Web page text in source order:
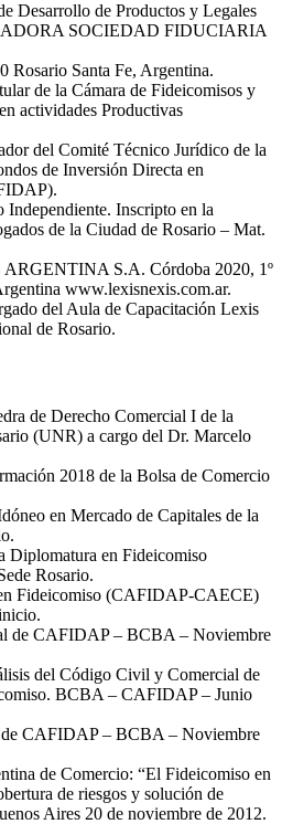
Desarrollo de Productos y Legales
SOCIEDAD FIDUCIARIA
Rosario Santa Fe, Argentina.
de la Cámara de Fideicomisos y
actividades Productivas
del Comité Técnico Jurídico de la
de Inversión Directa en
Independiente. Inscripto en la
de la Ciudad de Rosario – Mat.
S.A. Córdoba 2020, 1º
www.lexisnexis.com.ar.
del Aula de Capacitación Lexis
de Rosario.
de Derecho Comercial I de la
(UNR) a cargo del Dr. Marcelo
2018 de la Bolsa de Comercio
en Mercado de Capitales de la
Diplomatura en Fideicomiso
Rosario.
Fideicomiso (CAFIDAP-CAECE)
de CAFIDAP – BCBA – Noviembre
del Código Civil y Comercial de
BCBA – CAFIDAP – Junio
de CAFIDAP – BCBA – Noviembre
de Comercio: “El Fideicomiso en
de riesgos y solución de
Aires 20 de noviembre de 2012.​